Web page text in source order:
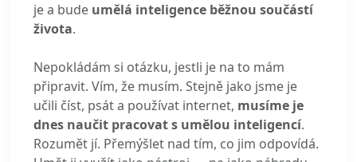
je a bude umělá inteligence běžnou součástí
života.
Nepokládám si otázku, jestli je na to mám
připravit. Vím, že musím. Stejně jako jsme je
učili číst, psát a používat internet, musíme je
dnes naučit pracovat s umělou inteligencí.
Rozumět jí. Přemýšlet nad tím, co jim odpovídá.